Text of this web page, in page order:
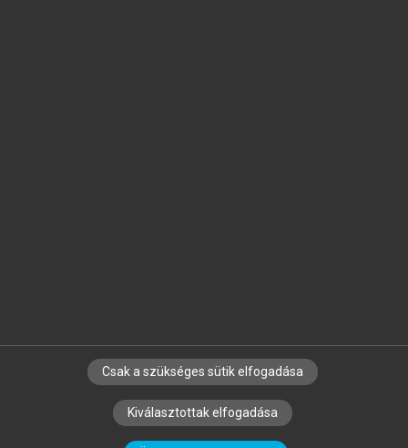
SZERZŐKNEK CÉGEKNEK KÖNYVTÁROSOKNAK
SZERKESZTÉSI ÉS LEKTORÁLÁSI ALAPELVEK
Csak a szükséges sütik elfogadása
Kiválasztottak elfogadása